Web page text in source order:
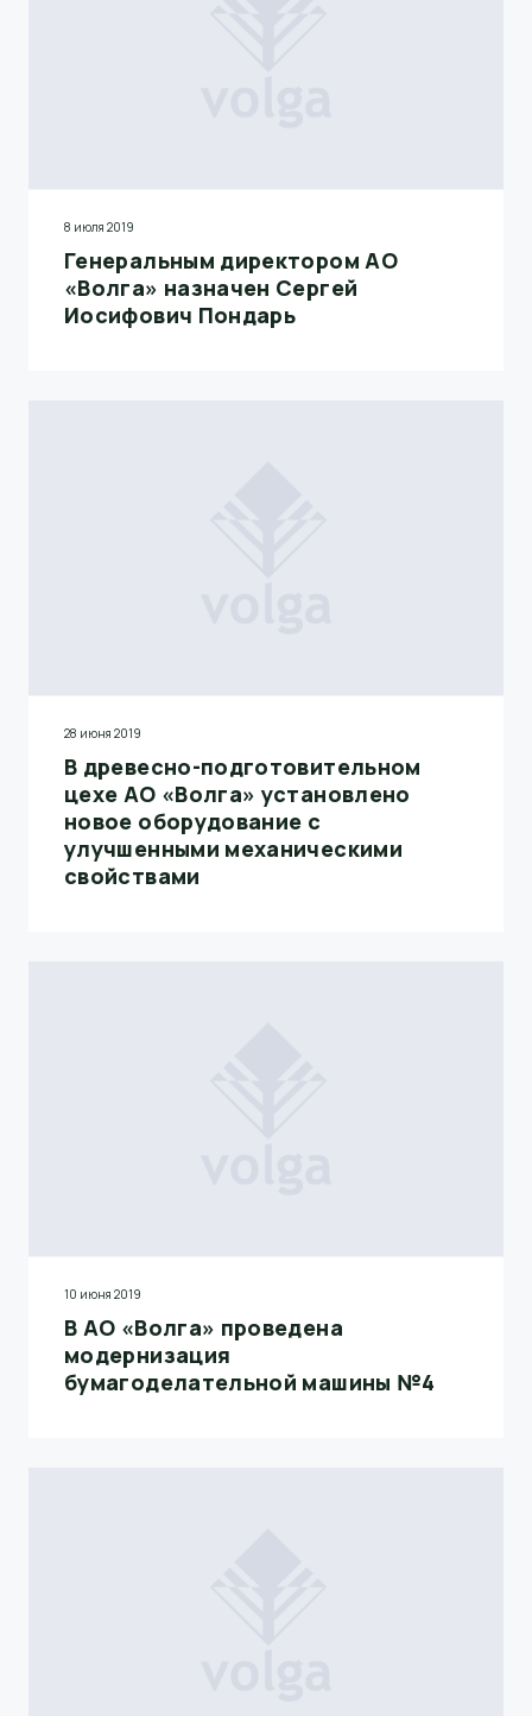
8 июля 2019
Генеральным директором АО
«Волга» назначен Сергей
Иосифович Пондарь
28 июня 2019
В древесно-подготовительном
цехе АО «Волга» установлено
новое оборудование с
улучшенными механическими
свойствами
10 июня 2019
В АО «Волга» проведена
модернизация
бумагоделательной машины №4